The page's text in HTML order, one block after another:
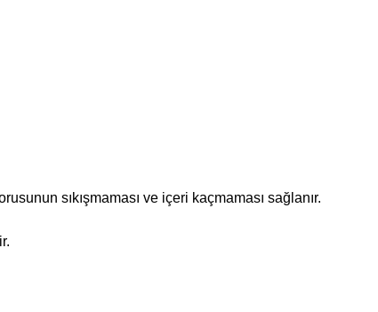
sıkışmaması ve içeri kaçmaması sağlanır.